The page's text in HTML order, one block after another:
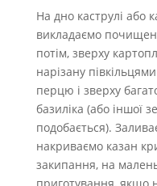
На дно каструлі або
викладаємо
потім, зверху
нарізану
перцю і зверху
базиліка (або іншої
подобається).
накриваємо казан
закипання, на